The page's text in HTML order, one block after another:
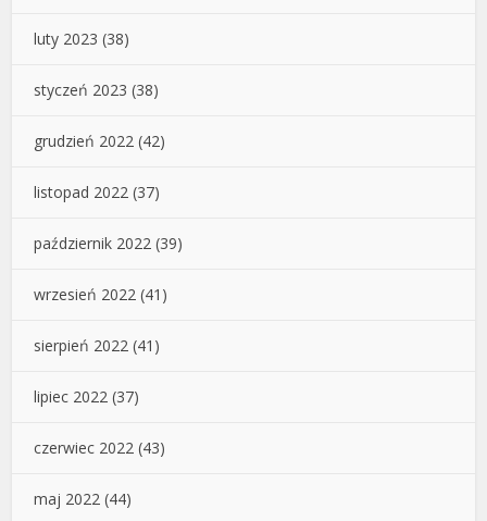
luty 2023 (38)
styczeń 2023 (38)
grudzień 2022 (42)
listopad 2022 (37)
październik 2022 (39)
wrzesień 2022 (41)
sierpień 2022 (41)
lipiec 2022 (37)
czerwiec 2022 (43)
maj 2022 (44)